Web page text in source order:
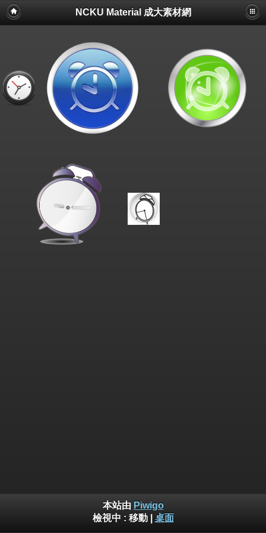
NCKU Material 成大素材網
本站由 Piwigo
檢視中 : 移動| 桌面